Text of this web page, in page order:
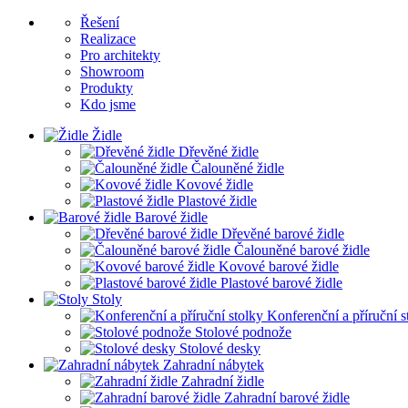
Řešení
Realizace
Pro architekty
Showroom
Produkty
Kdo jsme
Židle
Dřevěné židle
Čalouněné židle
Kovové židle
Plastové židle
Barové židle
Dřevěné barové židle
Čalouněné barové židle
Kovové barové židle
Plastové barové židle
Stoly
Konferenční a příruční
Stolové podnože
Stolové desky
Zahradní nábytek
Zahradní židle
Zahradní barové židle